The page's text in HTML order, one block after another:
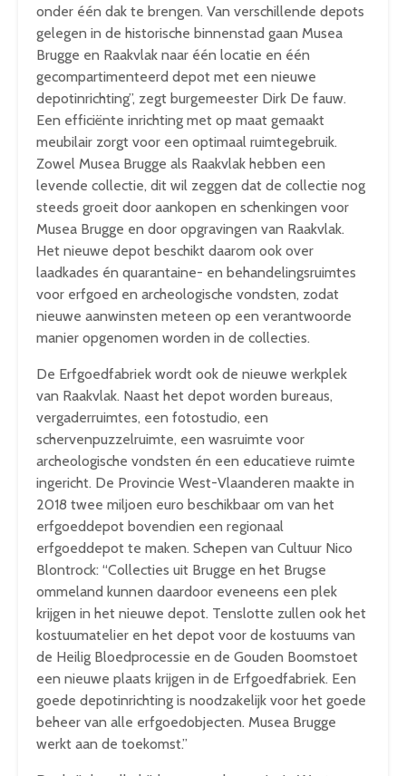
onder één dak te brengen. Van verschillende depots
gelegen in de historische binnenstad gaan Musea
Brugge en Raakvlak naar één locatie en één
gecompartimenteerd depot met een nieuwe
depotinrichting”, zegt burgemeester Dirk De fauw.
Een efficiënte inrichting met op maat gemaakt
meubilair zorgt voor een optimaal ruimtegebruik.
Zowel Musea Brugge als Raakvlak hebben een
levende collectie, dit wil zeggen dat de collectie nog
steeds groeit door aankopen en schenkingen voor
Musea Brugge en door opgravingen van Raakvlak.
Het nieuwe depot beschikt daarom ook over
laadkades én quarantaine- en behandelingsruimtes
voor erfgoed en archeologische vondsten, zodat
nieuwe aanwinsten meteen op een verantwoorde
manier opgenomen worden in de collecties.
De Erfgoedfabriek wordt ook de nieuwe werkplek
van Raakvlak. Naast het depot worden bureaus,
vergaderruimtes, een fotostudio, een
schervenpuzzelruimte, een wasruimte voor
archeologische vondsten én een educatieve ruimte
ingericht. De Provincie West-Vlaanderen maakte in
2018 twee miljoen euro beschikbaar om van het
erfgoeddepot bovendien een regionaal
erfgoeddepot te maken. Schepen van Cultuur Nico
Blontrock: “Collecties uit Brugge en het Brugse
ommeland kunnen daardoor eveneens een plek
krijgen in het nieuwe depot. Tenslotte zullen ook het
kostuumatelier en het depot voor de kostuums van
de Heilig Bloedprocessie en de Gouden Boomstoet
een nieuwe plaats krijgen in de Erfgoedfabriek. Een
goede depotinrichting is noodzakelijk voor het goede
beheer van alle erfgoedobjecten. Musea Brugge
werkt aan de toekomst.”